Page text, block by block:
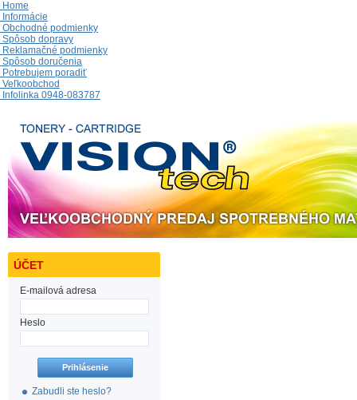
Home
Informácie
Obchodné podmienky
Spôsob dopravy
Reklamačné podmienky
Spôsob doručenia
Potrebujem poradiť
Veľkoobchod
Infolinka 0948-083787
ÚČET
E-mailová adresa
Heslo
Zabudli ste heslo?